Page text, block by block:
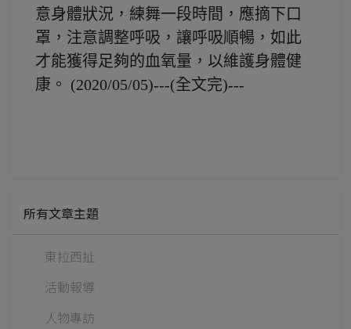
意身體狀況，練舞一段時間，應摘下口
罩，注意調整呼吸，讓呼吸順暢，如此
才能獲得足夠的血氧量，以維護身體健
康。 (2020/05/05)---(全文完)---
所有文章主題
東拉西扯
活動報導
人物專訪